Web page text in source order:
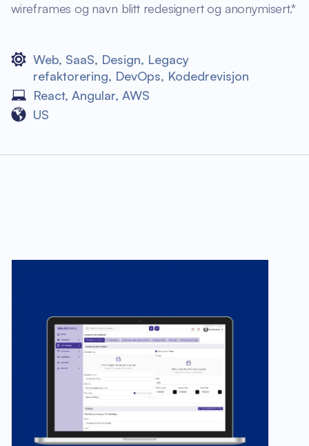
wireframes og navn blitt redesignert og anonymisert.*
Web, SaaS, Design, Legacy
refaktorering, DevOps, Kodedrevisjon
React, Angular, AWS
US